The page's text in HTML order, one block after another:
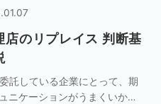
店のリプレイス 判断基
託している企業にとって、期
ニケーションがうまくいかな